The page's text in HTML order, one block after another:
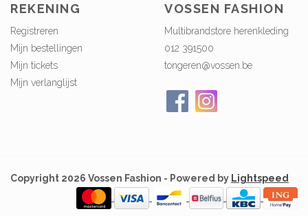
REKENING
Registreren
Mijn bestellingen
Mijn tickets
Mijn verlanglijst
VOSSEN FASHION
Multibrandstore herenkleding
012 391500
tongeren@vossen.be
Copyright 2026 Vossen Fashion - Powered by Lightspeed